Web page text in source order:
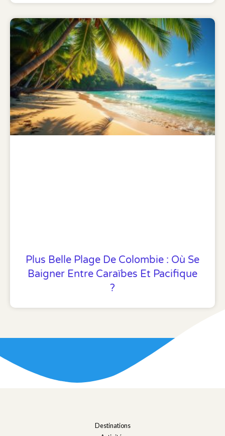
Plus Belle Plage De Colombie : Où Se
Baigner Entre Caraïbes Et Pacifique
?
Destinations